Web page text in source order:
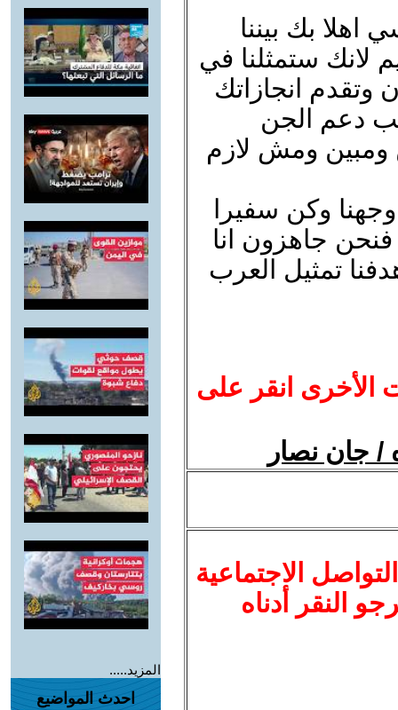
اهلا بك بيننا
لانك ستمثلنا في
وتقدم انجازاتك
دعم الجن
ومبين ومش لازم
وكن سفيرا
فنحن جاهزون انا
تمثيل العرب
الأخرى انقر على
/ جان نصار
الاجتماعية
النقر أدناه
المزيد.....
احدث المواضيع